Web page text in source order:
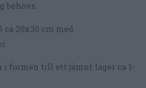
behövs.
ca 20x30 cm med
i formen till ett jämnt lager ca 1-